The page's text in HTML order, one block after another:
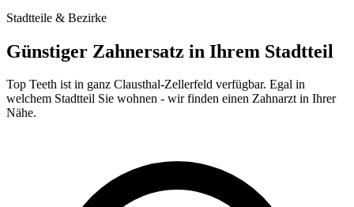
Stadtteile & Bezirke
Günstiger Zahnersatz in Ihrem Stadtteil
Top Teeth ist in ganz Clausthal-Zellerfeld verfügbar. Egal in
welchem Stadtteil Sie wohnen - wir finden einen Zahnarzt in Ihrer
Nähe.